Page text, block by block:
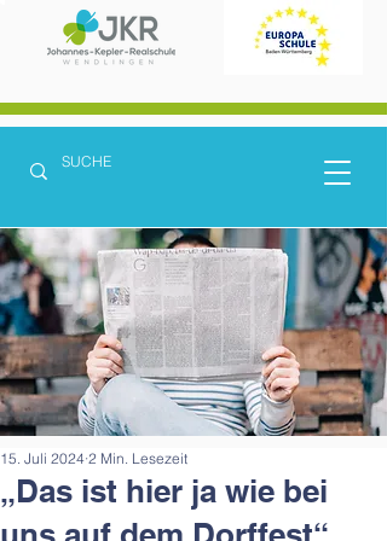
„Das ist hier ja wie bei
15. Juli 2024 2 Min. Lesezeit